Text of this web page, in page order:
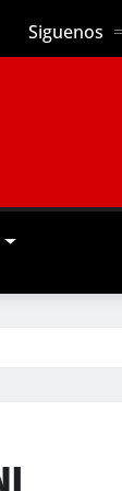
Siguenos